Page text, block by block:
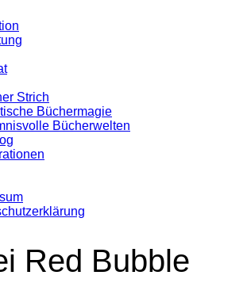
Strich
Büchermagie
Bücherwelten
Red Bubble